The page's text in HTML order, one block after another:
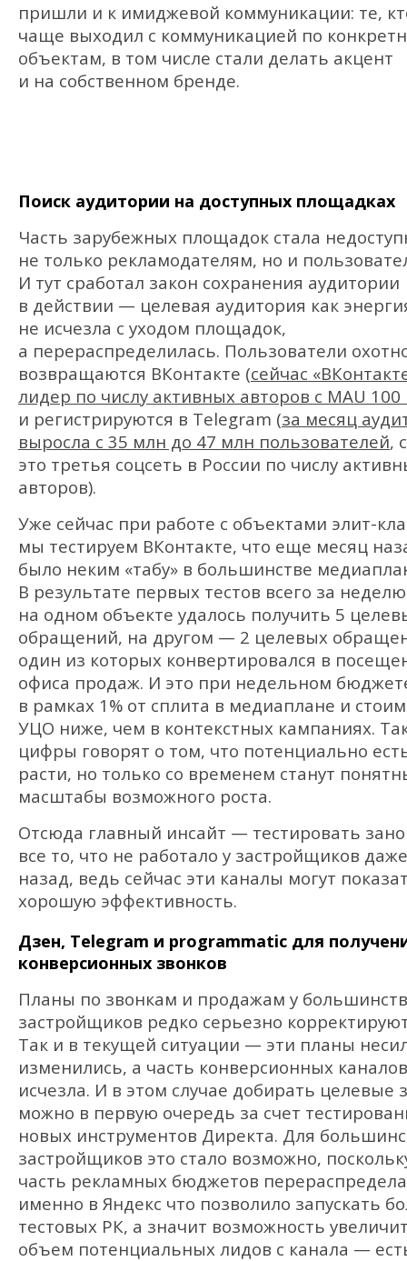
пришли и к имиджевой коммуникации: те,
чаще выходил с коммуникацией по
объектам, в том числе стали делать акцент
и на собственном бренде.
Поиск аудитории на доступных площадках
Часть зарубежных площадок стала
не только рекламодателям, но и
И тут сработал закон сохранения аудитории
в действии — целевая аудитория как
не исчезла с уходом площадок,
а перераспределилась. Пользователи
возвращаются ВКонтакте (сейчас
лидер по числу активных авторов с MAU
и регистрируются в Telegram (за месяц
выросла с 35 млн до 47 млн пользователей,
это третья соцсеть в России по числу
авторов).
Уже сейчас при работе с объектами элит-
мы тестируем ВКонтакте, что еще месяц
было неким «табу» в большинстве
В результате первых тестов всего за неделю
на одном объекте удалось получить 5
обращений, на другом — 2 целевых
один из которых конвертировался в
офиса продаж. И это при недельном
в рамках 1% от сплита в медиаплане и
УЦО ниже, чем в контекстных кампаниях.
цифры говорят о том, что потенциально
расти, но только со временем станут
масштабы возможного роста.
Отсюда главный инсайт — тестировать
все то, что не работало у застройщиков
назад, ведь сейчас эти каналы могут
хорошую эффективность.
Дзен, Telegram и programmatic для
конверсионных звонков
Планы по звонкам и продажам у
застройщиков редко серьезно
Так и в текущей ситуации — эти планы
изменились, а часть конверсионных каналов
исчезла. И в этом случае добирать целевые
можно в первую очередь за счет
новых инструментов Директа. Для
застройщиков это стало возможно,
часть рекламных бюджетов
именно в Яндекс что позволило запускать
тестовых РК, а значит возможность
объем потенциальных лидов с канала —